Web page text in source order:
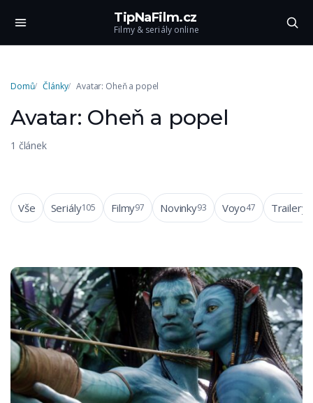
TipNaFilm.cz
Filmy & seriály online
Domů Články Avatar: Oheň a popel
Avatar: Oheň a popel
1 článek
Vše Seriály105 Filmy97 Novinky93 Voyo47 Trailery